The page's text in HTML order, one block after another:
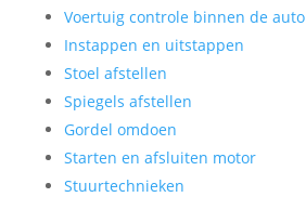
Voertuig controle binnen de auto
Instappen en uitstappen
Stoel afstellen
Spiegels afstellen
Gordel omdoen
Starten en afsluiten motor
Stuurtechnieken